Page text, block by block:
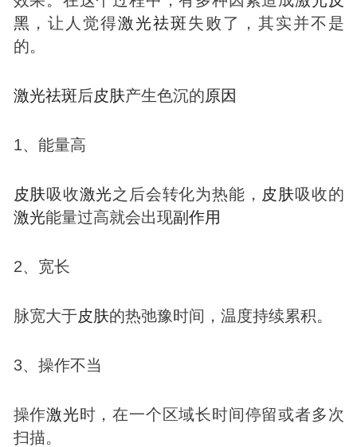
黑 ，让人觉得激光祛斑失败了，其实并不是
的。
激光祛斑后皮肤产生色沉的原因
1、能量高
皮肤吸收激光之后会转化为热能， 皮肤吸收的
激光能量过高就会出现副作用
2、宽长
脉宽大于皮肤的热弛豫时间，温度持续累积。
3、操作不当
操作激光时，在一个区域长时间停留或者多次
扫描。